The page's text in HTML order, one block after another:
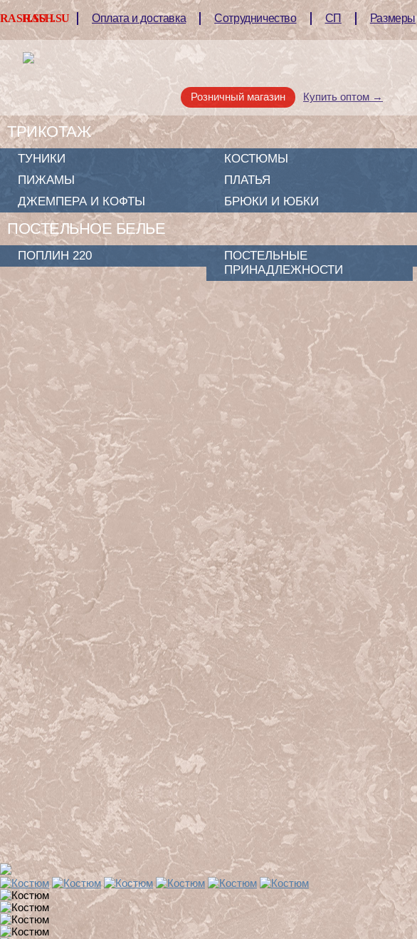
RASH.SU Оплата и доставка Сотрудничество СП Размеры
Розничный магазин Купить оптом →
RASH.SU
ТРИКОТАЖ
ТУНИКИ КОСТЮМЫ
ПИЖАМЫ
ПЛАТЬЯ
ДЖЕМПЕРА И КОФТЫ
БРЮКИ И ЮБКИ
ПОСТЕЛЬНОЕ БЕЛЬЕ
ПОПЛИН 220
ПОСТЕЛЬНЫЕ
ПРИНАДЛЕЖНОСТИ